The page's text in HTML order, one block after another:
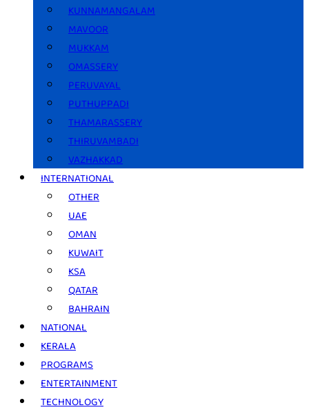
KUNNAMANGALAM
MAVOOR
MUKKAM
OMASSERY
PERUVAYAL
PUTHUPPADI
THAMARASSERY
THIRUVAMBADI
VAZHAKKAD
INTERNATIONAL
OTHER
UAE
OMAN
KUWAIT
KSA
QATAR
BAHRAIN
NATIONAL
KERALA
PROGRAMS
ENTERTAINMENT
TECHNOLOGY